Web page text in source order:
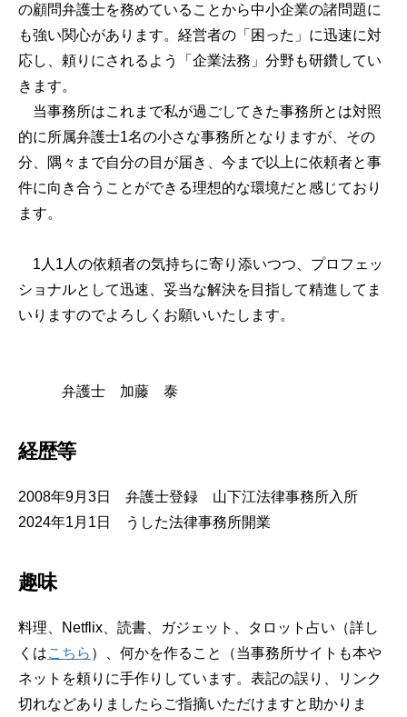
の顧問弁護士を務めていることから中小企業の諸問題に
も強い関心があります。経営者の「困った」に迅速に対
応し、頼りにされるよう「企業法務」分野も研鑽してい
きます。
当事務所はこれまで私が過ごしてきた事務所とは対照
的に所属弁護士1名の小さな事務所となりますが、その
分、隅々まで自分の目が届き、今まで以上に依頼者と事
件に向き合うことができる理想的な環境だと感じており
ます。
1人1人の依頼者の気持ちに寄り添いつつ、プロフェッ
ショナルとして迅速、妥当な解決を目指して精進してま
いりますのでよろしくお願いいたします。
弁護士 加藤 泰
経歴等
2008年9月3日 弁護士登録 山下江法律事務所入所
2024年1月1日 うした法律事務所開業
趣味
料理、Netflix、読書、ガジェット、タロット占い（詳し
くはこちら ）、何かを作ること（当事務所サイトも本や
ネットを頼りに手作りしています。表記の誤り、リンク
切れなどありましたらご指摘いただけますと助かりま